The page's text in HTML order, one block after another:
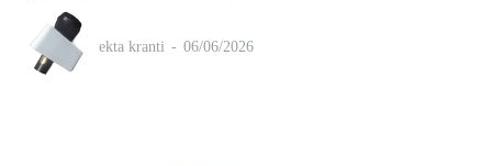
ekta kranti - 06/06/2026